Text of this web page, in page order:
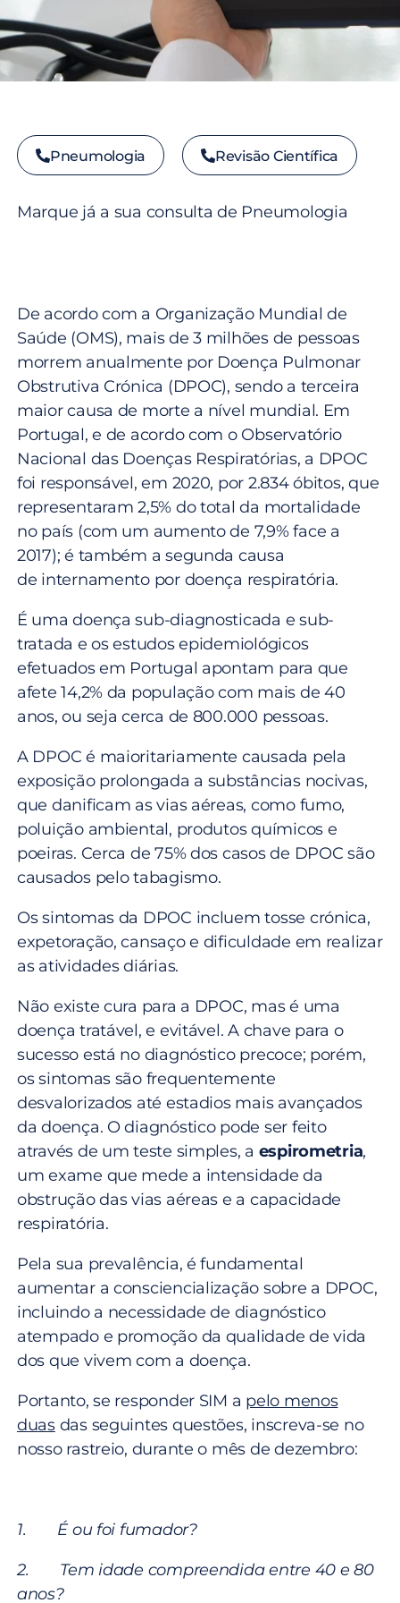
Pneumologia Revisão Científica
Marque já a sua consulta de Pneumologia
De acordo com a Organização Mundial de
Saúde (OMS), mais de 3 milhões de pessoas
morrem anualmente por Doença Pulmonar
Obstrutiva Crónica (DPOC), sendo a terceira
maior causa de morte a nível mundial. Em
Portugal, e de acordo com o Observatório
Nacional das Doenças Respiratórias, a DPOC
foi responsável, em 2020, por 2.834 óbitos, que
representaram 2,5% do total da mortalidade
no país (com um aumento de 7,9% face a
2017); é também a segunda causa
de internamento por doença respiratória.
É uma doença sub-diagnosticada e sub-
tratada e os estudos epidemiológicos
efetuados em Portugal apontam para que
afete 14,2% da população com mais de 40
anos, ou seja cerca de 800.000 pessoas.
A DPOC é maioritariamente causada pela
exposição prolongada a substâncias nocivas,
que danificam as vias aéreas, como fumo,
poluição ambiental, produtos químicos e
poeiras. Cerca de 75% dos casos de DPOC são
causados pelo tabagismo.
Os sintomas da DPOC incluem tosse crónica,
expetoração, cansaço e dificuldade em realizar
as atividades diárias.
Não existe cura para a DPOC, mas é uma
doença tratável, e evitável. A chave para o
sucesso está no diagnóstico precoce; porém,
os sintomas são frequentemente
desvalorizados até estadios mais avançados
da doença. O diagnóstico pode ser feito
através de um teste simples, a espirometria,
um exame que mede a intensidade da
obstrução das vias aéreas e a capacidade
respiratória.
Pela sua prevalência, é fundamental
aumentar a consciencialização sobre a DPOC,
incluindo a necessidade de diagnóstico
atempado e promoção da qualidade de vida
dos que vivem com a doença.
Portanto, se responder SIM a pelo menos
duasdas seguintes questões, inscreva-se no
nosso rastreio, durante o mês de dezembro:
1. É ou foi fumador?
2. Tem idade compreendida entre 40 e 80
anos?